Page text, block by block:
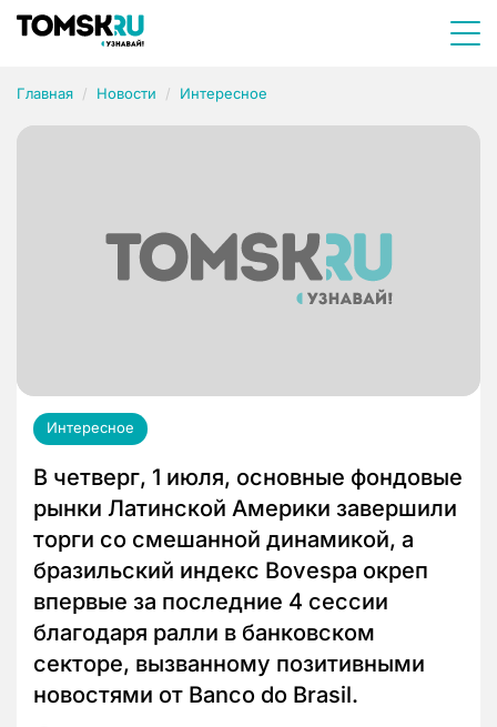
Главная Новости Интересное
Интересное
В четверг, 1 июля, основные фондовые
рынки Латинской Америки завершили
торги со смешанной динамикой, а
бразильский индекс Bovespa окреп
впервые за последние 4 сессии
благодаря ралли в банковском
секторе, вызванному позитивными
новостями от Banco do Brasil.